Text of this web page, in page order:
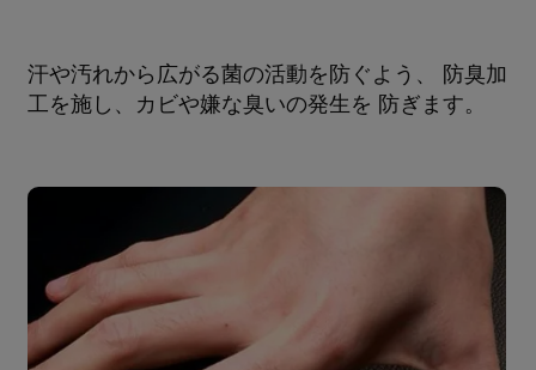
汗や汚れから広がる菌の活動を防ぐよう、 防臭加
工を施し、カビや嫌な臭いの発生を 防ぎます。